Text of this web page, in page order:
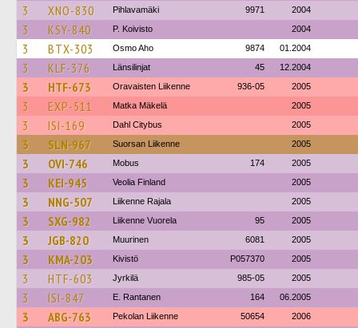
3 XNO-830 Pihlavamäki 9971 2004
3 KSY-840 P. Koivisto 2004
3 BTX-303 Osmo Aho 9874 01.2004
3 KLF-376 Länsilinjat 45 12.2004
3 HTF-673 Oravaisten Liikenne 936-05 2005
3 EXP-511 Matka Mäkelä 2005
3 ISI-169 Dahl Citybus 2005
3 SLN-967 Suorsan Liikenne 2005
3 OVI-746 Mobus 174 2005
3 KEI-945 Veolia Finland 2005
3 NNG-507 Liikenne Rajala 2005
3 SXG-982 Liikenne Vuorela 95 2005
3 JGB-820 Muurinen 6081 2005
3 KMA-203 Kivistö P057370 2005
3 HTF-603 Jyrkilä 985-05 2005
3 ISI-847 E. Rantanen 164 06.2005
3 ABG-763 Pekolan Liikenne 50654 2006